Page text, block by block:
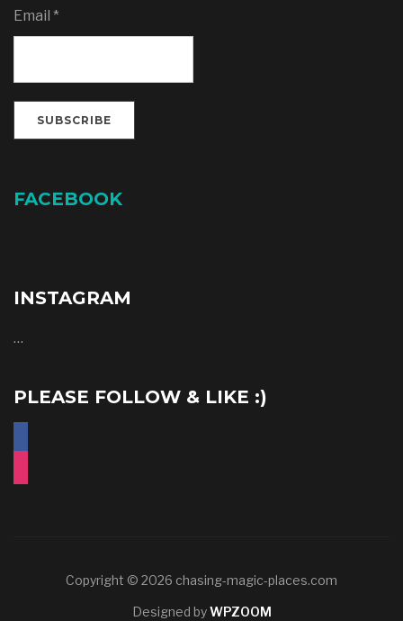
Email *
FACEBOOK
INSTAGRAM
…
PLEASE FOLLOW & LIKE :)
Copyright © 2026 chasing-magic-places.com
Designed byWPZOOM